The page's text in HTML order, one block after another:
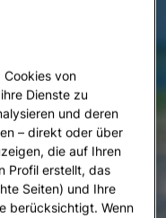
Cookies von
Dienste zu
und deren
– direkt oder über
die auf Ihren
Profil erstellt, das
Seiten) und Ihre
berücksichtigt. Wenn